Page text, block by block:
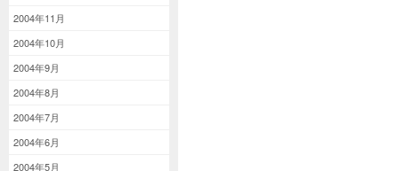
2004年11月
2004年10月
2004年9月
2004年8月
2004年7月
2004年6月
2004年5月